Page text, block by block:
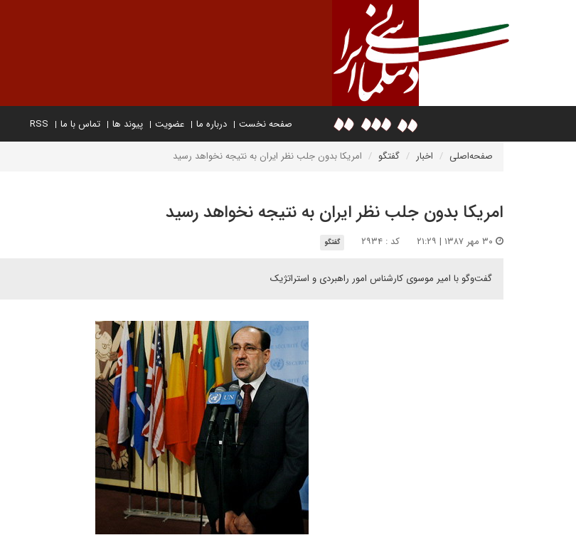
صفحه نخست درباره ما عضویت پیوند ها تماس با ما RSS
صفحه‌اصلی اخبار گفتگو امریکا بدون جلب نظر ایران به نتیجه نخواهد رسید
امریکا بدون جلب نظر ایران به نتیجه نخواهد رسید
کد : ۲۹۳۴ گفتگو
گفت‌وگو با امیر موسوی کارشناس امور راهبردی و استراتژیک